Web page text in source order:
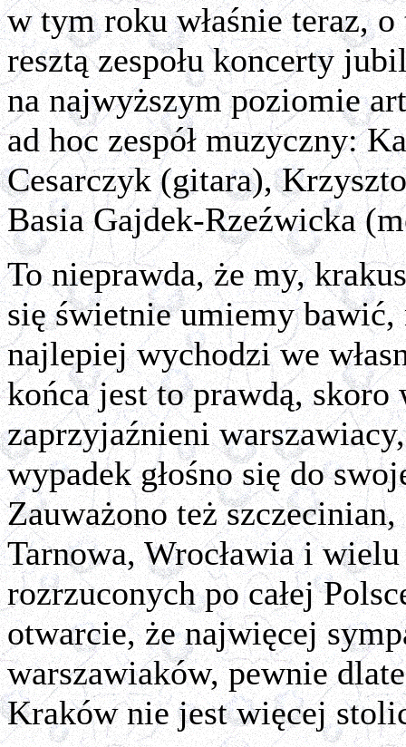
w tym roku właśnie teraz,
resztą zespołu koncerty
na najwyższym poziomie
ad hoc zespół muzyczny:
Cesarczyk (gitara),
Basia Gajdek-Rzeźwicka
To nieprawda, że my,
się świetnie umiemy bawić,
najlepiej wychodzi we
końca jest to prawdą, skoro
zaprzyjaźnieni
wypadek głośno się do
Zauważono też
Tarnowa, Wrocławia i
rozrzuconych po całej
otwarcie, że najwięcej
warszawiaków, pewnie
Kraków nie jest więcej